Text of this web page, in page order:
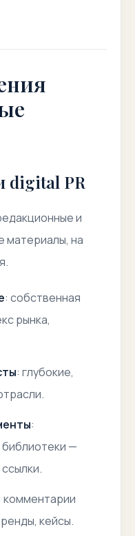
digital PR
и
материалы, на
: собственная
рынка,
: глубокие,
:
—
комментарии
кейсы.